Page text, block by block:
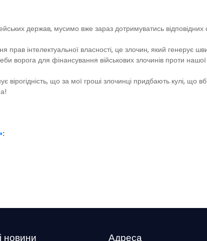
держав, мусимо вже зараз дотримуватись відповідних
інтелектуальної власності, це злочин, який генерує
ворога для фінансування військових злочинів проти
що за мої гроші злочинці придбають кулі, що
:
новини Адреса